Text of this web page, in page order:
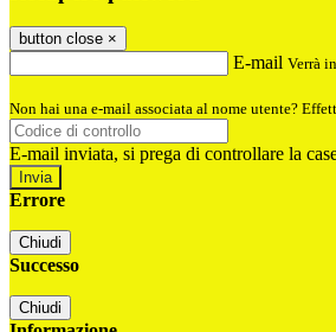
button close ×
E-mail Verrà
Non hai una e-mail associata al nome utente?
E-mail inviata, si prega di controllare la
Errore
Chiudi
Successo
Chiudi